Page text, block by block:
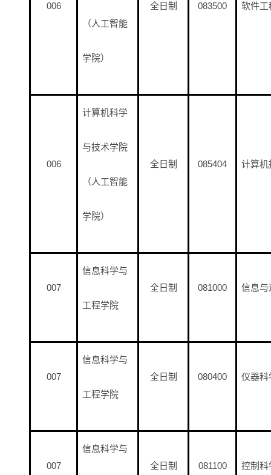
006
（人工智能
学院）
全日制 083500 软件工
006
计算机科学
与技术学院
（人工智能
学院）
全日制 085404 计算机
007
信息科学与
工程学院
全日制 081000 信息与
007
信息科学与
工程学院
全日制 080400 仪器科
007
信息科学与
全日制 081100 控制科